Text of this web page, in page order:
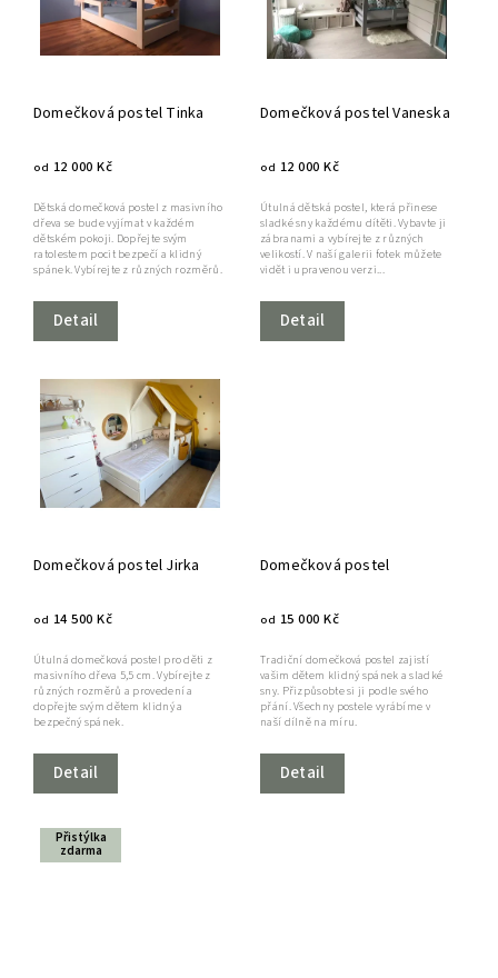
Domečková postel Tinka
od 12 000 Kč
Detail
Dětská domečková postel z masivního
dřeva se bude vyjímat v každém
dětském pokoji. Dopřejte svým
ratolestem pocit bezpečí a klidný
spánek. Vybírejte z různých rozměrů.
Domečková postel Vaneska
od 12 000 Kč
Detail
Útulná dětská postel, která přinese
sladké sny každému dítěti. Vybavte ji
zábranami a vybírejte z různých
velikostí. V naší galerii fotek můžete
vidět i upravenou verzi...
Domečková postel Jirka
od 14 500 Kč
Detail
Útulná domečková postel pro děti z
masivního dřeva 5,5 cm. Vybírejte z
různých rozměrů a provedení a
dopřejte svým dětem klidný a
bezpečný spánek.
Domečková postel
od 15 000 Kč
Detail
Tradiční domečková postel zajistí
vašim dětem klidný spánek a sladké
sny. Přizpůsobte si ji podle svého
přání. Všechny postele vyrábíme v
naší dílně na míru.
Přistýlka
zdarma